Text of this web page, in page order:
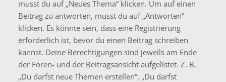
musst du auf „Neues Thema“ klicken. Um auf einen
Beitrag zu antworten, musst du auf „Antworten“
klicken. Es könnte sein, dass eine Registrierung
erforderlich ist, bevor du einen Beitrag schreiben
kannst. Deine Berechtigungen sind jeweils am Ende
der Foren- und der Beitragsansicht aufgelistet. Z. B.
„Du darfst neue Themen erstellen“, „Du darfst